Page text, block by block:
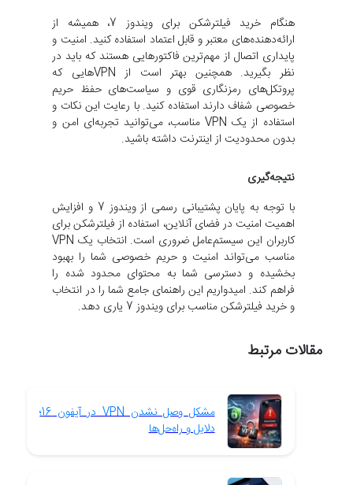
هنگام خرید فیلترشکن برای ویندوز 7، همیشه از
ارائه‌دهنده‌های معتبر و قابل اعتماد استفاده کنید. امنیت و
پایداری اتصال از مهم‌ترین فاکتورهایی هستند که باید در
نظر بگیرید. همچنین بهتر است از VPNهایی که
پروتکل‌های رمزنگاری قوی و سیاست‌های حفظ حریم
خصوصی شفاف دارند استفاده کنید. با رعایت این نکات و
استفاده از یک VPN مناسب، می‌توانید تجربه‌ای امن و
بدون محدودیت از اینترنت داشته باشید.
نتیجه‌گیری
با توجه به پایان پشتیبانی رسمی از ویندوز 7 و افزایش
اهمیت امنیت در فضای آنلاین، استفاده از فیلترشکن برای
کاربران این سیستم‌عامل ضروری است. انتخاب یک VPN
مناسب می‌تواند امنیت و حریم خصوصی شما را بهبود
بخشیده و دسترسی شما به محتوای محدود شده را
فراهم کند. امیدواریم این راهنمای جامع شما را در انتخاب
و خرید فیلترشکن مناسب برای ویندوز 7 یاری دهد.
مقالات مرتبط
مشکل وصل نشدن VPN در آیفون 16؛
دلایل و راه‌حل‌ها